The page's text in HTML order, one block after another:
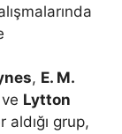
, E. M.
ve Lytton
grup,